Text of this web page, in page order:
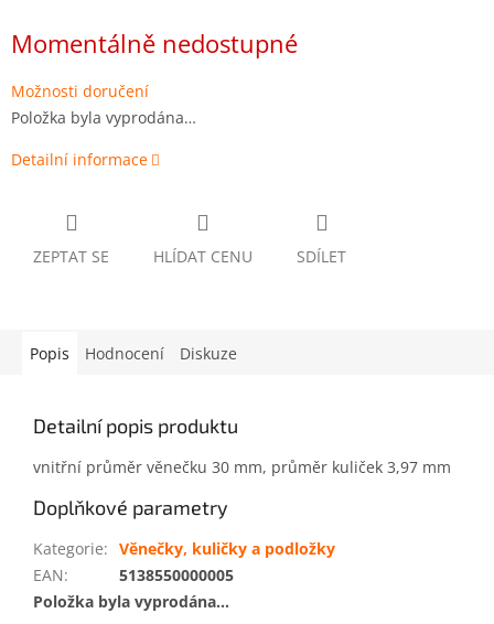
cena:
Momentálně nedostupné
Možnosti doručení
Položka byla vyprodána…
Detailní informace
ZEPTAT SE HLÍDAT CENU SDÍLET
Popis Hodnocení Diskuze
Detailní popis produktu
vnitřní průměr věnečku 30 mm, průměr kuliček 3,97 mm
Doplňkové parametry
Kategorie: Věnečky, kuličky a podložky
EAN:
5138550000005
Položka byla vyprodána…